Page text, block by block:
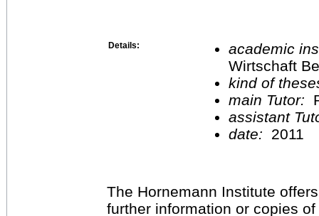
Details:
academic
Wirtschaft
kind of
main Tutor:
assistant
date:
2011
The Hornemann Institute
further information or copies